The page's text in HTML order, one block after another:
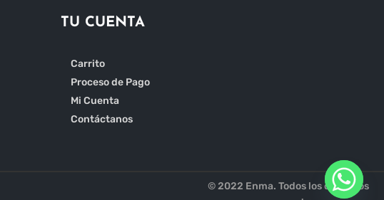
TU CUENTA
Carrito
Proceso de Pago
Mi Cuenta
Contáctanos
© 2022 Enma. Todos los derechos